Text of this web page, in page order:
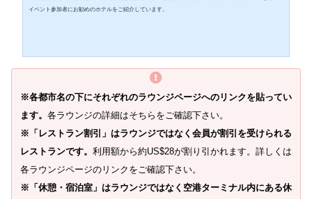
イベント参加者にお勧めのホテルをご紹介しています。
※各都市名の下にそれぞれのラウンジページへのリンクを貼ってい
ます。 各ラウンジの詳細はそちらをご確認下さい。
※「レストラン割引」はラウンジではなく会員が割引を受けられる
レストランです。 利用額から約US$28が割り引かれます。詳しくは
各ラウンジページのリンクをご確認下さい。
※「休憩・宿泊室」はラウンジではなく空港ターミナル内にある休